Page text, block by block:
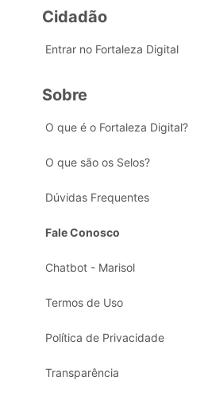
Cidadão
Entrar no Fortaleza Digital
Sobre
O que é o Fortaleza Digital?
O que são os Selos?
Dúvidas Frequentes
Fale Conosco
Chatbot - Marisol
Termos de Uso
Política de Privacidade
Transparência